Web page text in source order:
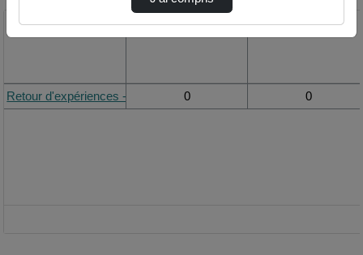
Titre Vue de la journée Vue du mois
Retour d'expériences - Filmer l'activité (part 1)
0 0